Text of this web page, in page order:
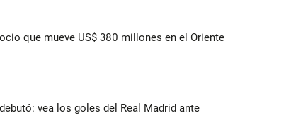
que mueve US$ 380 millones en el Oriente
vea los goles del Real Madrid ante